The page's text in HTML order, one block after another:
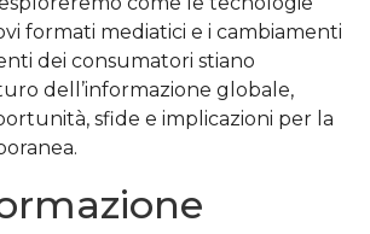
formati mediatici e i cambiamenti
dei consumatori stiano
dell’informazione globale,
sfide e implicazioni per la